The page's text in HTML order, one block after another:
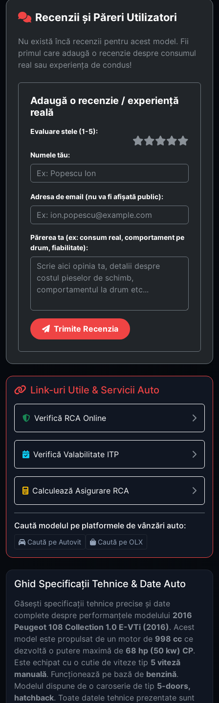
Recenzii și Păreri Utilizatori
Nu există încă recenzii pentru acest model. Fii
primul care adaugă o recenzie despre consumul
real sau experiența de condus!
Adaugă o recenzie / experiență
reală
Evaluare stele (1-5):
Numele tău:
Adresa de email (nu va fi afișată public):
Părerea ta (ex: consum real, comportament pe
drum, fiabilitate):
Trimite Recenzia
Link-uri Utile & Servicii Auto
Verifică RCA Online
Verifică Valabilitate ITP
Calculează Asigurare RCA
Caută modelul pe platformele de vânzări auto:
Caută pe Autovit Caută pe OLX
Ghid Specificații Tehnice & Date Auto
Găsești specificații tehnice precise și date
complete despre performanțele modelului 2016
Peugeot 108 Collection 1.0 E-VTi (2016). Acest
model este propulsat de un motor de 998 cc ce
dezvoltă o putere maximă de 68 hp (50 kw) CP.
Este echipat cu o cutie de viteze tip 5 viteză
manuală. Funcționează pe bază de benzină.
Modelul dispune de o caroserie de tip 5-doors,
hatchback. Toate datele tehnice prezentate sunt